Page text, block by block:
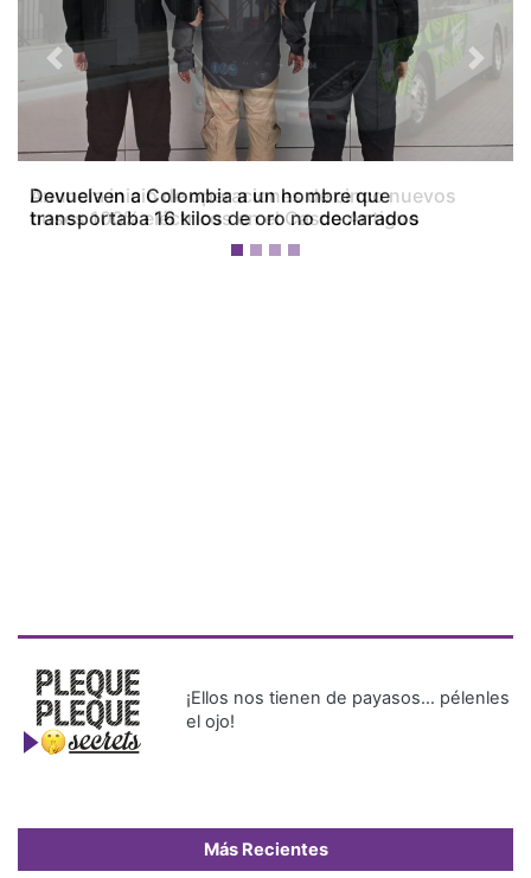
Devuelven a Colombia a un hombre que
transportaba 16 kilos de oro no declarados
Previous Next
¡Ellos nos tienen de payasos… pélenles
el ojo!
Más Recientes